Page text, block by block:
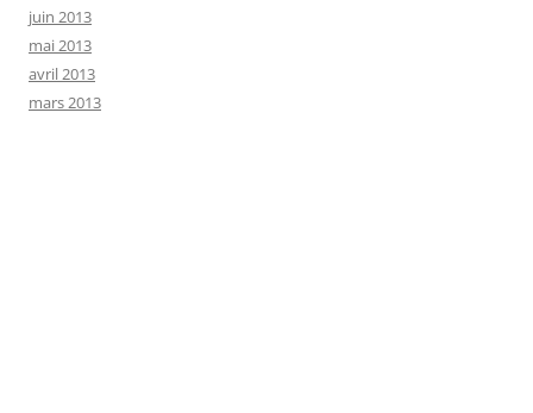
juin 2013
mai 2013
avril 2013
mars 2013